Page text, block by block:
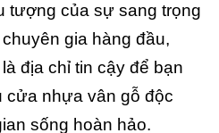
tượng của sự sang trọng
gia hàng đầu,
địa chỉ tin cậy để bạn
cửa nhựa vân gỗ độc
sống hoàn hảo.